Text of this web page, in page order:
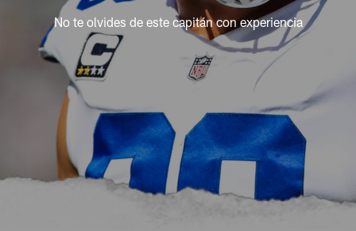
No te olvides de este capitán con experiencia